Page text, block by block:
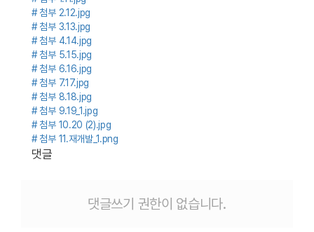
# 첨부 2.12.jpg
# 첨부 3.13.jpg
# 첨부 4.14.jpg
# 첨부 5.15.jpg
# 첨부 6.16.jpg
# 첨부 7.17.jpg
# 첨부 8.18.jpg
# 첨부 9.19_1.jpg
# 첨부 10.20 (2).jpg
# 첨부 11.재개발_1.png
댓글
댓글쓰기 권한이 없습니다.